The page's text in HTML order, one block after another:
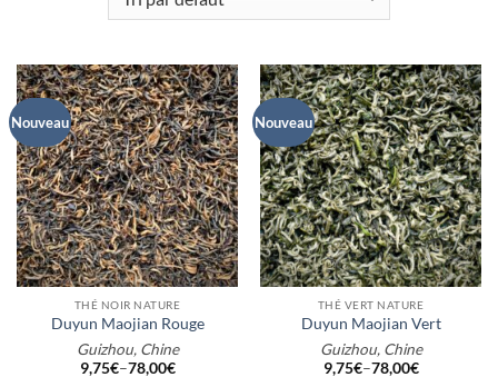
Nouveau
THÉ NOIR NATURE
Duyun Maojian Rouge
Guizhou, Chine
9,75€–78,00€
Nouveau
THÉ VERT NATURE
Duyun Maojian Vert
Guizhou, Chine
9,75€–78,00€